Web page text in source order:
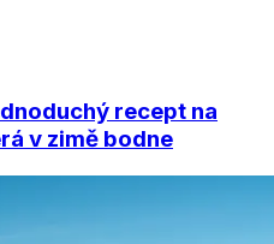
recept na
v zimě bodne